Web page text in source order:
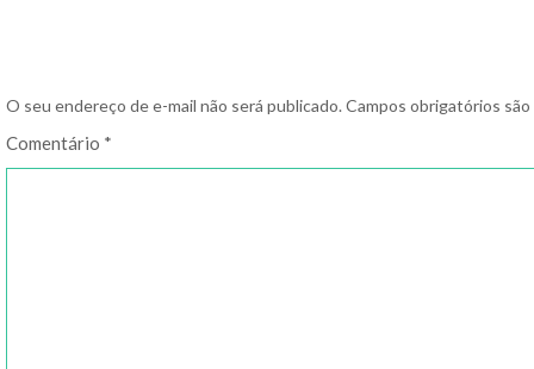
O seu endereço de e-mail não será publicado. Campos obrigatórios
Comentário *